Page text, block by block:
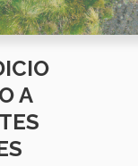
A